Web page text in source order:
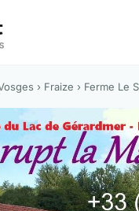
› Fraize › Ferme Le